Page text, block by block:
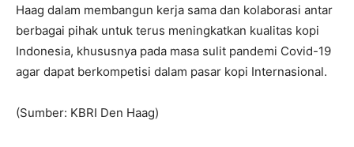
Haag dalam membangun kerja sama dan kolaborasi antar
berbagai pihak untuk terus meningkatkan kualitas kopi
Indonesia, khususnya pada masa sulit pandemi Covid-19
agar dapat berkompetisi dalam pasar kopi Internasional.
(Sumber: KBRI Den Haag)​